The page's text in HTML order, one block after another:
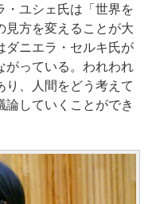
・ユシェ氏は「世界を
見方を変えることが大
ダニエラ・セルキ氏が
がっている。われわれ
り、人間をどう考えて
論していくことができ